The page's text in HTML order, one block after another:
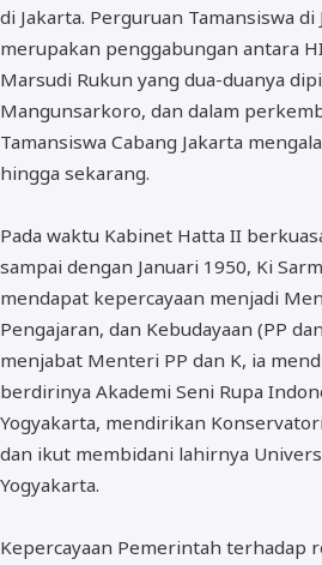
di Jakarta. Perguruan Tamansiswa
merupakan penggabungan antara
Marsudi Rukun yang dua-duanya
Mangunsarkoro, dan dalam
Tamansiswa Cabang Jakarta
hingga sekarang.
Pada waktu Kabinet Hatta II
sampai dengan Januari 1950, Ki
mendapat kepercayaan menjadi
Pengajaran, dan Kebudayaan (PP
menjabat Menteri PP dan K, ia
berdirinya Akademi Seni Rupa
Yogyakarta, mendirikan
dan ikut membidani lahirnya
Yogyakarta.
Kepercayaan Pemerintah terhadap